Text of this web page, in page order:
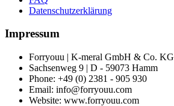
Datenschutzerklärung
Impressum
Forryouu | K-meral GmbH & Co. KG
Sachsenweg 9 | D - 59073 Hamm
Phone: +49 (0) 2381 - 905 930
Email: info@forryouu.com
Website: www.forryouu.com